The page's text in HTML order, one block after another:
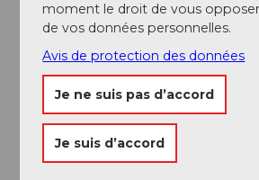
moment le droit de vous
de vos données personnelles.
Avis de protection des données
Je ne suis pas d’accord
Je suis d’accord